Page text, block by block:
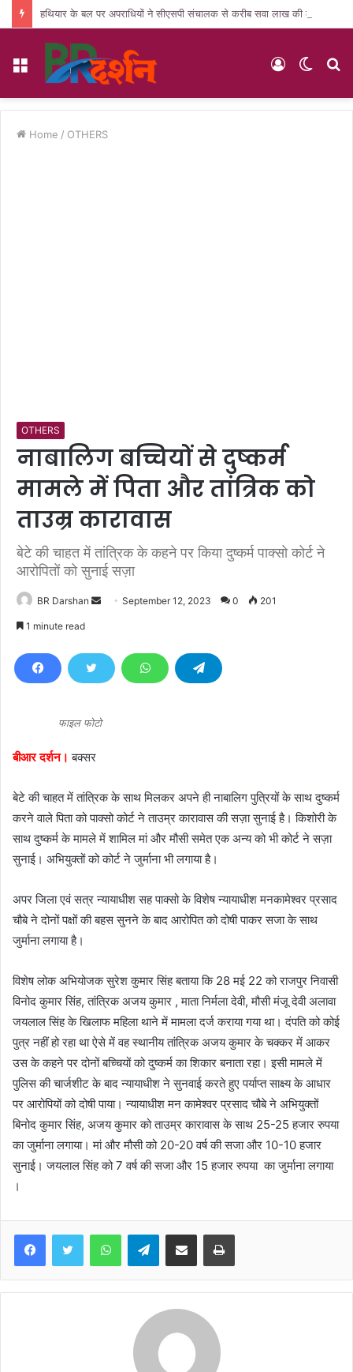
Menu
Switch
Log
Home / OTHERS
OTHERS
नाबालिग बच्चियों से दुष्कर्म
मामले में पिता और तांत्रिक को
ताउम्र कारावास
बेटे की चाहत में तांत्रिक के कहने पर किया दुष्कर्म पाक्सो कोर्ट ने
आरोपितों को सुनाई सज़ा
BR Darshan
d
September 12, 2023 0 201
1 minute read
फाइल फोटो
बीआर दर्शन। बक्सर
बेटे की चाहत में तांत्रिक के साथ मिलकर अपने ही नाबालिग पुत्रियों के साथ दुष्कर्म
करने वाले पिता को पाक्सो कोर्ट ने ताउम्र कारावास की सज़ा सुनाई है। किशोरी के
साथ दुष्कर्म के मामले में शामिल मां और मौसी समेत एक अन्य को भी कोर्ट ने सज़ा
सुनाई। अभियुक्तों को कोर्ट ने जुर्माना भी लगाया है।
अपर जिला एवं सत्र न्यायाधीश सह पाक्सो के विशेष न्यायाधीश मनकामेश्वर प्रसाद
चौबे ने दोनों पक्षों की बहस सुनने के बाद आरोपित को दोषी पाकर सजा के साथ
जुर्माना लगाया है।
विशेष लोक अभियोजक सुरेश कुमार सिंह बताया कि 28 मई 22 को राजपुर निवासी
विनोद कुमार सिंह, तांत्रिक अजय कुमार , माता निर्मला देवी, मौसी मंजू देवी अलावा
जयलाल सिंह के खिलाफ महिला थाने में मामला दर्ज कराया गया था। दंपति को कोई
पुत्र नहीं हो रहा था ऐसे में वह स्थानीय तांत्रिक अजय कुमार के चक्कर में आकर
उस के कहने पर दोनों बच्चियों को दुष्कर्म का शिकार बनाता रहा। इसी मामले में
पुलिस की चार्जशीट के बाद न्यायाधीश ने सुनवाई करते हुए पर्याप्त साक्ष्य के आधार
पर आरोपियों को दोषी पाया। न्यायाधीश मन कामेश्वर प्रसाद चौबे ने अभियुक्तों
बिनोद कुमार सिंह, अजय कुमार को ताउम्र कारावास के साथ 25-25 हजार रुपया
का जुर्माना लगाया। मां और मौसी को 20-20 वर्ष की सजा और 10-10 हजार
सुनाई। जयलाल सिंह को 7 वर्ष की सजा और 15 हजार रुपया ‌ का जुर्माना लगाया
।
Telegram